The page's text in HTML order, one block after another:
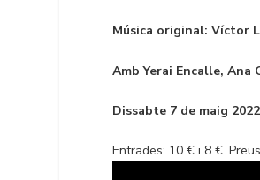
Música original: Víctor
Amb Yerai Encalle, Ana
Dissabte 7 de maig
Entrades: 10 € i 8 €.